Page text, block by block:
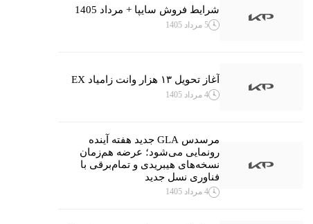
شرایط فروش سایپا + مرداد 1405
5 مرداد 1405
آغاز تحویل ۱۳ هزار وانت زامیاد EX
4 مرداد 1405
مرسدس GLA جدید هفته آینده
رونمایی می‌شود؛ عرضه هم‌زمان
نسخه‌های هیبریدی و تمام‌برقی با
فناوری نسل جدید
4 مرداد 1405